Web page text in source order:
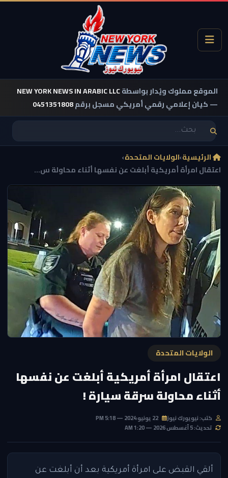
الموقع مملوك ويُدار بواسطةNEW YORK NEWS IN ARABIC LLC
— كيان إعلامي رقمي أمريكي مسجل برقم0451351808
الرئيسية›الولايات المتحدة›
اعتقال امرأة أمريكية أبلغت عن نفسها أثناء محاولة س...
الولايات المتحدة
اعتقال امرأة أمريكية أبلغت عن نفسها
أثناء محاولة سرقة سيارة !
كتب: نيويورك نيوز
تحديث: 5 أغسطس 2026 — 1:20 AM
ألقي القبض على امرأة أمريكية بعد أن أبلغت عن